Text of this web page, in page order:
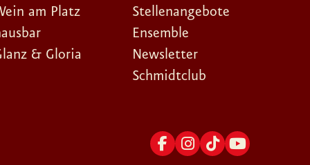
am Platz
& Gloria
Stellenangebote
Ensemble
Newsletter
Schmidtclub